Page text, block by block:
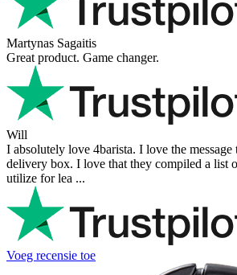
Martynas Sagaitis
Great product. Game changer.
Will
I absolutely love 4barista. I love the
delivery box. I love that they compiled a list
utilize for lea ...
Voeg recensie toe